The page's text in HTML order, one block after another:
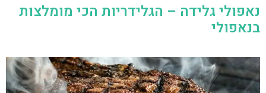
נאפולי גלידה – הגלידריות הכי מומלצות
בנאפולי